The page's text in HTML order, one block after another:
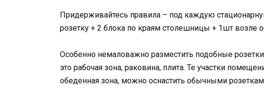
Придерживайтесь правила – под каждую
розетку + 2 блока по краям столешницы + 1шт возле
Особенно немаловажно разместить подобные
это рабочая зона, раковина, плита. Те участки
обеденная зона, можно оснастить обычными